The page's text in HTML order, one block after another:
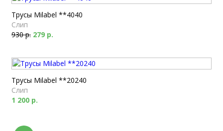
Трусы Milabel **4040
Слип
930 р. 279 р.
Трусы Milabel **20240
Слип
1 200 р.